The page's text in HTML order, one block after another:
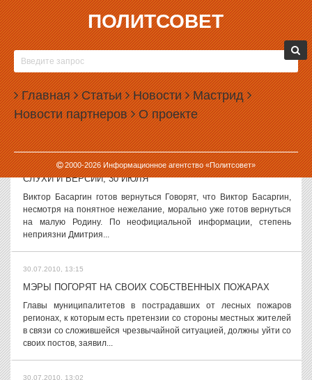
ПОЛИТСОВЕТ
Главная Статьи Новости Мастрид
Новости партнеров О проекте
2000-2026Информационное агентство «Политсовет»
30.07.2010, 15:47
ДМИТРИЙ МЕДВЕДЕВ ПРИНЯЛ ОТСТАВКУ ЭЛЛЫ
ПАМФИЛОВОЙ
Дмитрий Медведев принял отставку председателя совета по
правам человека при президенте Эллы Памфиловой. Об этом
сообщила пресс-секретарь Медведева Наталья Тимакова. Пресс-
секретарь подтвердила, что...
30.07.2010, 15:12
СЛУХИ И ВЕРСИИ, 30 ИЮЛЯ
Виктор Басаргин готов вернуться Говорят, что Виктор Басаргин,
несмотря на понятное нежелание, морально уже готов вернуться
на малую Родину. По неофициальной информации, степень
неприязни Дмитрия...
30.07.2010, 13:15
МЭРЫ ПОГОРЯТ НА СВОИХ СОБСТВЕННЫХ ПОЖАРАХ
Главы муниципалитетов в пострадавших от лесных пожаров
регионах, к которым есть претензии со стороны местных жителей
в связи со сложившейся чрезвычайной ситуацией, должны уйти со
своих постов, заявил...
30.07.2010, 13:02